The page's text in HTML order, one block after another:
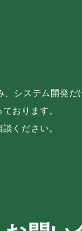
システム開発
おります。
ください。